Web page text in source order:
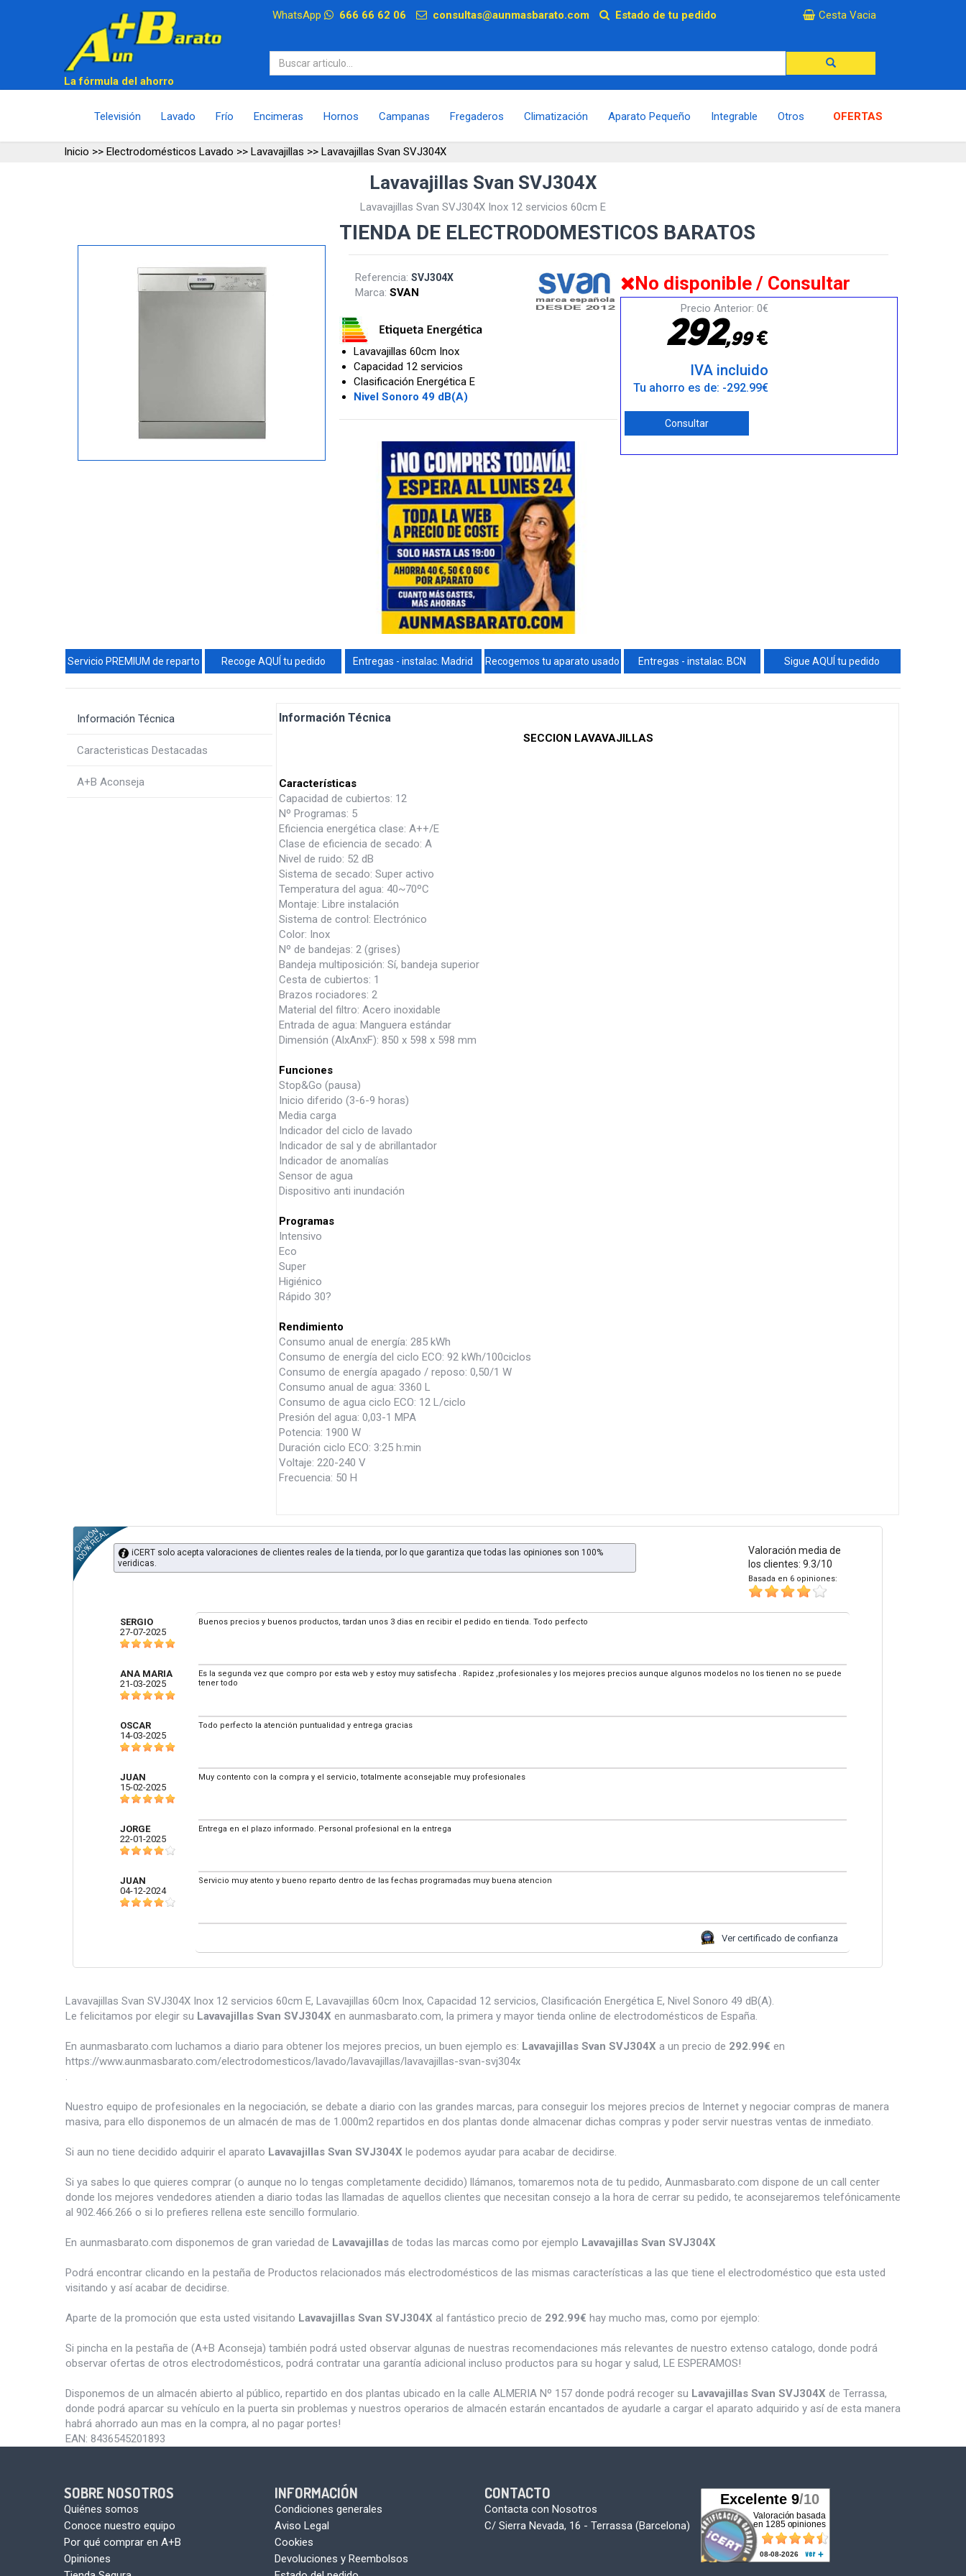
WhatsApp 666 66 62 06 consultas@aunmasbarato.com Estado de tu pedido Cesta Vacia
La fórmula del ahorro
Televisión Lavado Frío Encimeras Hornos Campanas Fregaderos Climatización Aparato Pequeño Integrable Otros OFERTAS
Inicio >> Electrodomésticos Lavado >> Lavavajillas >> Lavavajillas Svan SVJ304X
Lavavajillas Svan SVJ304X
Lavavajillas Svan SVJ304X Inox 12 servicios 60cm E
TIENDA DE ELECTRODOMESTICOS BARATOS
Referencia:SVJ304X
Marca:SVAN
Lavavajillas 60cm Inox
Capacidad 12 servicios
Clasificación Energética E
Nivel Sonoro 49 dB(A)
No disponible / Consultar
Precio Anterior: 0€
292,99€
IVA incluido
Tu ahorro es de: -292.99€
Consultar
Servicio PREMIUM de reparto Recoge AQUÍ tu pedido Entregas - instalac. Madrid Recogemos tu aparato usado Entregas - instalac. BCN Sigue AQUÍ tu pedido
Información Técnica
Caracteristicas Destacadas
A+B Aconseja
Información Técnica
SECCION LAVAVAJILLAS
Características
Capacidad de cubiertos: 12
Nº Programas: 5
Eficiencia energética clase: A++/E
Clase de eficiencia de secado: A
Nivel de ruido: 52 dB
Sistema de secado: Super activo
Temperatura del agua: 40~70ºC
Montaje: Libre instalación
Sistema de control: Electrónico
Color: Inox
Nº de bandejas: 2 (grises)
Bandeja multiposición: Sí, bandeja superior
Cesta de cubiertos: 1
Brazos rociadores: 2
Material del filtro: Acero inoxidable
Entrada de agua: Manguera estándar
Dimensión (AlxAnxF): 850 x 598 x 598 mm
Funciones
Stop&Go (pausa)
Inicio diferido (3-6-9 horas)
Media carga
Indicador del ciclo de lavado
Indicador de sal y de abrillantador
Indicador de anomalías
Sensor de agua
Dispositivo anti inundación
Programas
Intensivo
Eco
Super
Higiénico
Rápido 30?
Rendimiento
Consumo anual de energía: 285 kWh
Consumo de energía del ciclo ECO: 92 kWh/100ciclos
Consumo de energía apagado / reposo: 0,50/1 W
Consumo anual de agua: 3360 L
Consumo de agua ciclo ECO: 12 L/ciclo
Presión del agua: 0,03-1 MPA
Potencia: 1900 W
Duración ciclo ECO: 3:25 h:min
Voltaje: 220-240 V
Frecuencia: 50 H
Valoración media de
los clientes: 9.3/10
Basada en 6 opiniones:
iCERT solo acepta valoraciones de clientes reales de la tienda, por lo que garantiza que todas las opiniones son 100%
veridicas.
SERGIO
27-07-2025
Buenos precios y buenos productos, tardan unos 3 dias en recibir el pedido en tienda. Todo perfecto
ANA MARIA
21-03-2025
Es la segunda vez que compro por esta web y estoy muy satisfecha . Rapidez ,profesionales y los mejores precios aunque algunos modelos no los tienen no se puede
tener todo
OSCAR
14-03-2025
Todo perfecto la atención puntualidad y entrega gracias
JUAN
15-02-2025
Muy contento con la compra y el servicio, totalmente aconsejable muy profesionales
JORGE
22-01-2025
Entrega en el plazo informado. Personal profesional en la entrega
JUAN
04-12-2024
Servicio muy atento y bueno reparto dentro de las fechas programadas muy buena atencion
Ver certificado de confianza
Lavavajillas Svan SVJ304X Inox 12 servicios 60cm E, Lavavajillas 60cm Inox, Capacidad 12 servicios, Clasificación Energética E, Nivel Sonoro 49 dB(A).
Le felicitamos por elegir su Lavavajillas Svan SVJ304X en aunmasbarato.com, la primera y mayor tienda online de electrodomésticos de España.
En aunmasbarato.com luchamos a diario para obtener los mejores precios, un buen ejemplo es: Lavavajillas Svan SVJ304X a un precio de 292.99€ en
https://www.aunmasbarato.com/electrodomesticos/lavado/lavavajillas/lavavajillas-svan-svj304x
.
Nuestro equipo de profesionales en la negociación, se debate a diario con las grandes marcas, para conseguir los mejores precios de Internet y negociar compras de manera
masiva, para ello disponemos de un almacén de mas de 1.000m2 repartidos en dos plantas donde almacenar dichas compras y poder servir nuestras ventas de inmediato.
Si aun no tiene decidido adquirir el aparato Lavavajillas Svan SVJ304X le podemos ayudar para acabar de decidirse.
Si ya sabes lo que quieres comprar (o aunque no lo tengas completamente decidido) llámanos, tomaremos nota de tu pedido, Aunmasbarato.com dispone de un call center
donde los mejores vendedores atienden a diario todas las llamadas de aquellos clientes que necesitan consejo a la hora de cerrar su pedido, te aconsejaremos telefónicamente
al 902.466.266 o si lo prefieres rellena este sencillo formulario.
En aunmasbarato.com disponemos de gran variedad de Lavavajillas de todas las marcas como por ejemplo Lavavajillas Svan SVJ304X
Podrá encontrar clicando en la pestaña de Productos relacionados más electrodomésticos de las mismas características a las que tiene el electrodoméstico que esta usted
visitando y así acabar de decidirse.
Aparte de la promoción que esta usted visitando Lavavajillas Svan SVJ304X al fantástico precio de 292.99€ hay mucho mas, como por ejemplo:
Si pincha en la pestaña de (A+B Aconseja) también podrá usted observar algunas de nuestras recomendaciones más relevantes de nuestro extenso catalogo, donde podrá
observar ofertas de otros electrodomésticos, podrá contratar una garantía adicional incluso productos para su hogar y salud, LE ESPERAMOS!
Disponemos de un almacén abierto al público, repartido en dos plantas ubicado en la calle ALMERIA Nº 157 donde podrá recoger su Lavavajillas Svan SVJ304X de Terrassa,
donde podrá aparcar su vehículo en la puerta sin problemas y nuestros operarios de almacén estarán encantados de ayudarle a cargar el aparato adquirido y así de esta manera
habrá ahorrado aun mas en la compra, al no pagar portes!
EAN: 8436545201893
SOBRE NOSOTROS
Quiénes somos
Conoce nuestro equipo
Por qué comprar en A+B
Opiniones
INFORMACIÓN
Condiciones generales
Aviso Legal
Cookies
Devoluciones y Reembolsos
CONTACTO
Contacta con Nosotros
C/ Sierra Nevada, 16 - Terrassa (Barcelona)